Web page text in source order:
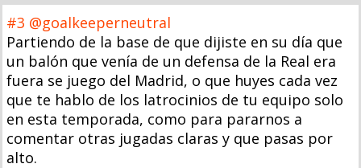
#3 @goalkeeperneutral
Partiendo de la base de que dijiste en su día que
un balón que venía de un defensa de la Real era
fuera se juego del Madrid, o que huyes cada vez
que te hablo de los latrocinios de tu equipo solo
en esta temporada, como para pararnos a
comentar otras jugadas claras y que pasas por
alto.